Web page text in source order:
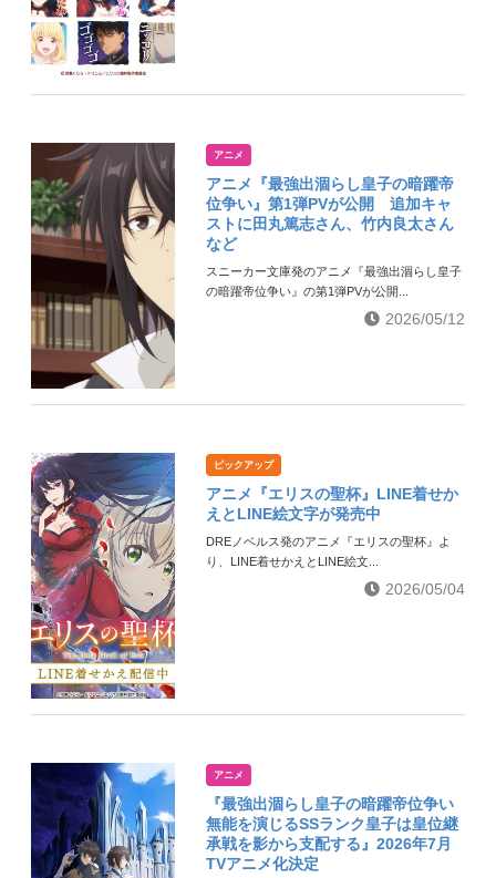
アニメ
アニメ『最強出涸らし皇子の暗躍帝
位争い』第1弾PVが公開 追加キャ
ストに田丸篤志さん、竹内良太さん
など
スニーカー文庫発のアニメ『最強出涸らし皇子
の暗躍帝位争い』の第1弾PVが公開...
2026/05/12
ピックアップ
アニメ『エリスの聖杯』LINE着せか
えとLINE絵文字が発売中
DREノベルス発のアニメ『エリスの聖杯』よ
り、LINE着せかえとLINE絵文...
2026/05/04
アニメ
『最強出涸らし皇子の暗躍帝位争い
無能を演じるSSランク皇子は皇位継
承戦を影から支配する』2026年7月
TVアニメ化決定